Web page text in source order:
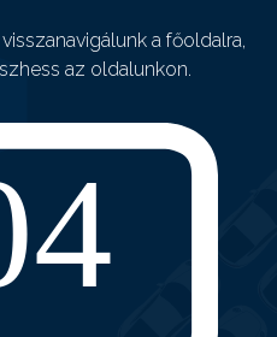
a főoldalra,
az oldalunkon.